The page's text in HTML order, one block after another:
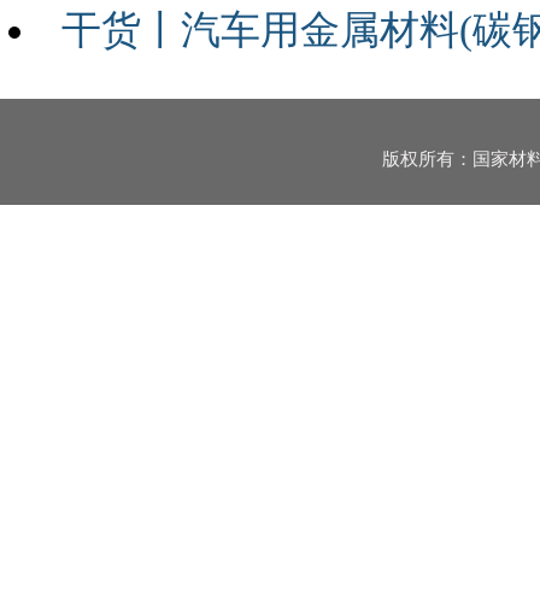
干货丨汽车用金属材料(碳
版权所有：国家材